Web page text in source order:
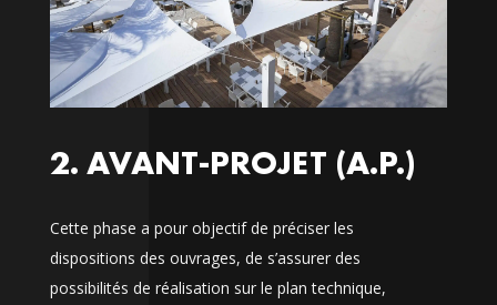
2. AVANT-PROJET (A.P.)
Cette phase a pour objectif de préciser les
dispositions des ouvrages, de s’assurer des
possibilités de réalisation sur le plan technique,